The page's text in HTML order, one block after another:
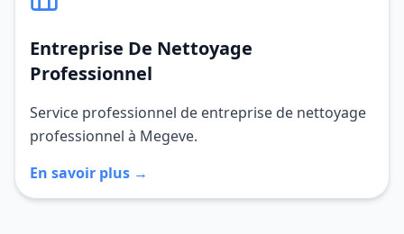
Entreprise De Nettoyage
Professionnel
Service professionnel de entreprise de nettoyage
professionnel à Megeve.
En savoir plus →